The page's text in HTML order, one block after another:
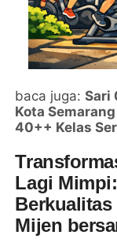
baca juga:Sari
Kota
40++ Kelas
Lagi
Berkualitas
Mijen